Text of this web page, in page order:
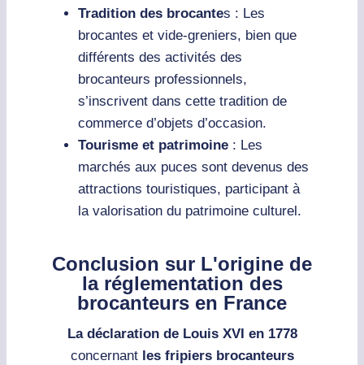
Tradition des brocantes : Les
brocantes et vide-greniers, bien que
différents des activités des
brocanteurs professionnels,
s’inscrivent dans cette tradition de
commerce d’objets d’occasion.
Tourisme et patrimoine : Les
marchés aux puces sont devenus des
attractions touristiques, participant à
la valorisation du patrimoine culturel.
Conclusion sur L'origine de
la réglementation des
brocanteurs en France
La déclaration de Louis XVI en 1778
concernant les fripiers brocanteurs